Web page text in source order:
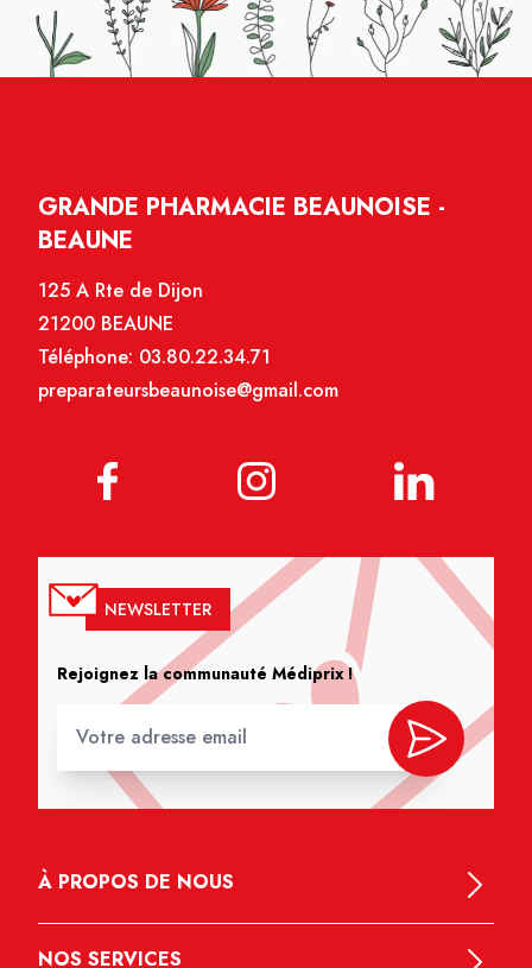
GRANDE PHARMACIE BEAUNOISE -
BEAUNE
125 A Rte de Dijon
21200 BEAUNE
Téléphone: 03.80.22.34.71
preparateursbeaunoise@gmail.com
NEWSLETTER
Rejoignez la communauté Médiprix !
À PROPOS DE NOUS
NOS SERVICES